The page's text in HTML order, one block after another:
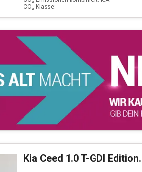
CO₂-Klasse:
Kia Ceed 1.0 T-GDI Edition 7 (EURO 6d)